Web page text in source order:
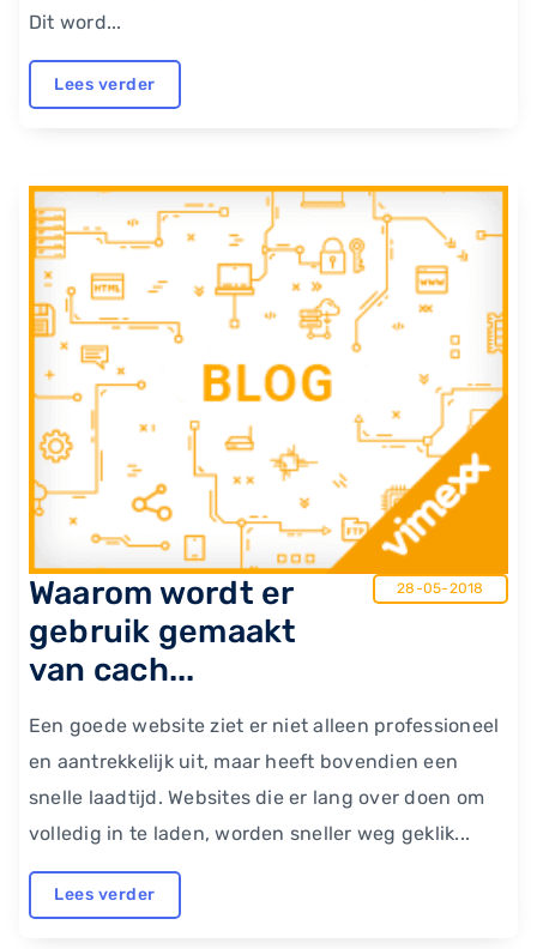
Dit word...
Lees verder
Waarom wordt er
gebruik gemaakt
van cach...
28-05-2018
Een goede website ziet er niet alleen professioneel
en aantrekkelijk uit, maar heeft bovendien een
snelle laadtijd. Websites die er lang over doen om
volledig in te laden, worden sneller weg geklik...
Lees verder